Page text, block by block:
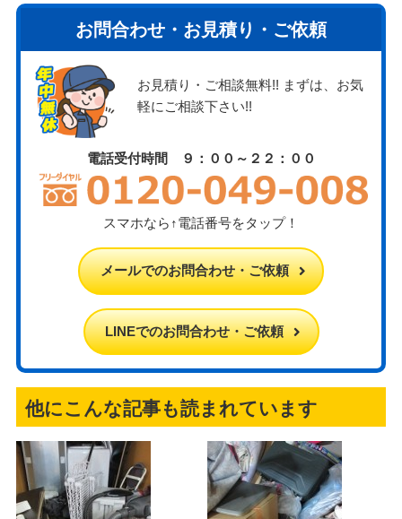
お問合わせ・お見積り・ご依頼
お見積り・ご相談無料!! まずは、お気
軽にご相談下さい!!
電話受付時間 ９：００～２２：００
スマホなら↑電話番号をタップ！
メールでのお問合わせ・ご依頼
LINEでのお問合わせ・ご依頼
他にこんな記事も読まれています